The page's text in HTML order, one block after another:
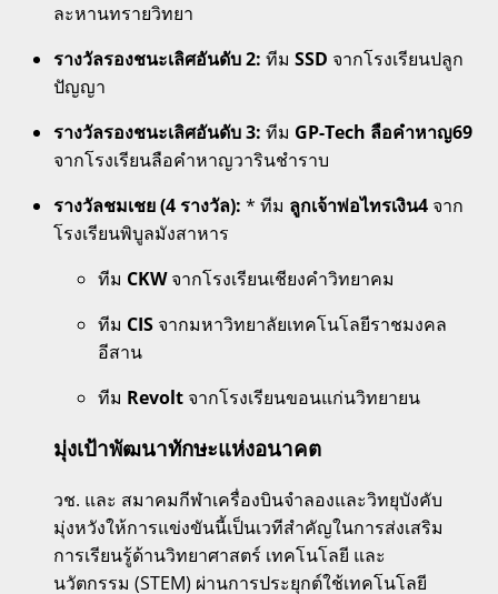
ละหานทรายวิทยา
รางวัลรองชนะเลิศอันดับ 2: ทีม SSD จากโรงเรียนปลูก
ปัญญา
รางวัลรองชนะเลิศอันดับ 3: ทีม GP-Tech ลือคำหาญ69
จากโรงเรียนลือคำหาญวารินชำราบ
รางวัลชมเชย (4 รางวัล): * ทีม ลูกเจ้าพ่อไทรเงิน4 จาก
โรงเรียนพิบูลมังสาหาร
ทีม CKWจากโรงเรียนเชียงคำวิทยาคม
ทีม CIS จากมหาวิทยาลัยเทคโนโลยีราชมงคล
อีสาน
ทีม Revolt จากโรงเรียนขอนแก่นวิทยายน
มุ่งเป้าพัฒนาทักษะแห่งอนาคต
วช. และ สมาคมกีฬาเครื่องบินจำลองและวิทยุบังคับ
มุ่งหวังให้การแข่งขันนี้เป็นเวทีสำคัญในการส่งเสริม
การเรียนรู้ด้านวิทยาศาสตร์ เทคโนโลยี และ
นวัตกรรม (STEM) ผ่านการประยุกต์ใช้เทคโนโลยี